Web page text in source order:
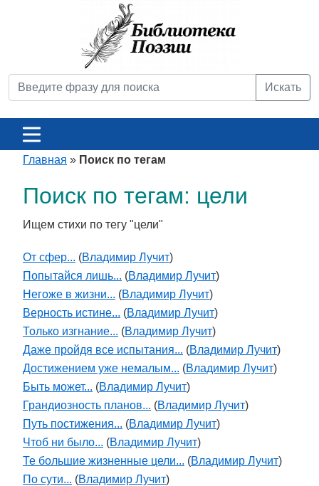
Искать
Главная » Поиск по тегам
Поиск по тегам: цели
Ищем стихи по тегу "цели"
От сфер... (Владимир Лучит)
Попытайся лишь... (Владимир Лучит)
Негоже в жизни... (Владимир Лучит)
Верность истине... (Владимир Лучит)
Только изгнание... (Владимир Лучит)
Даже пройдя все испытания... (Владимир Лучит)
Достижением уже немалым... (Владимир Лучит)
Быть может... (Владимир Лучит)
Грандиозность планов... (Владимир Лучит)
Путь постижения... (Владимир Лучит)
Чтоб ни было... (Владимир Лучит)
Те большие жизненные цели... (Владимир Лучит)
По сути... (Владимир Лучит)